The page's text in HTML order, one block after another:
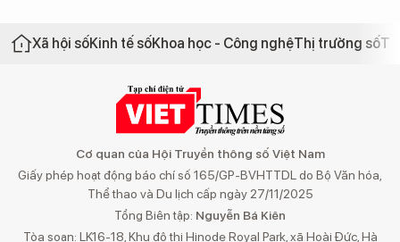
Xã hội sốKinh tế sốKhoa học - Công nghệThị trường số
Cơ quan của Hội Truyền thông số Việt Nam
Giấy phép hoạt động báo chí số 165/GP-BVHTTDL do Bộ Văn hóa,
Thể thao và Du lịch cấp ngày 27/11/2025
Tổng Biên tập: Nguyễn Bá Kiên
Tòa soạn: LK16-18, Khu đô thị Hinode Royal Park, xã Hoài Đức, Hà